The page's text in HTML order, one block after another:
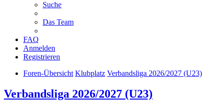
Suche
Das Team
FAQ
Anmelden
Registrieren
Foren-Übersicht Klubplatz Verbandsliga 2026/2027 (U23)
Verbandsliga 2026/2027 (U23)